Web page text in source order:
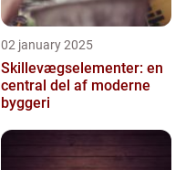
02 january 2025
Skillevægselementer: en
central del af moderne
byggeri